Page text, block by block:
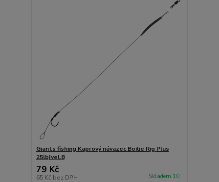
Giants fishing Kaprový návazec Boilie Rig Plus
25lb|vel.8
79 Kč
65 Kč bez DPH Skladem 10